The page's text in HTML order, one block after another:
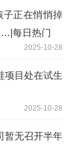
子正在悄悄掉
每日热门
2025-10-28
项目处在试生
2025-10-28
暂无召开半年